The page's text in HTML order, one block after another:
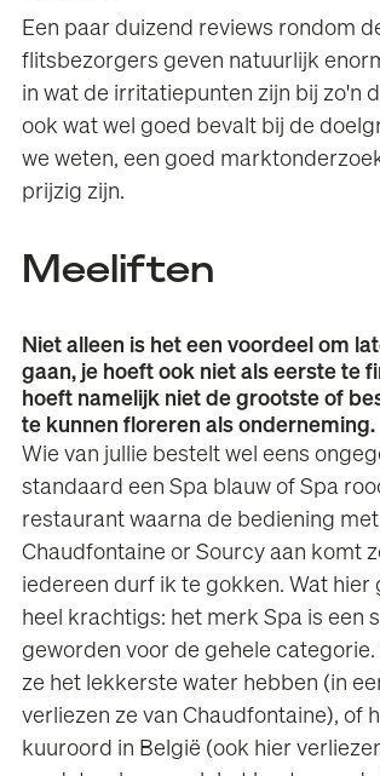
Een paar duizend reviews rondom
flitsbezorgers geven natuurlijk
in wat de irritatiepunten zijn bij zo'n
ook wat wel goed bevalt bij de
we weten, een goed
prijzig zijn.
Meeliften
Niet alleen is het een voordeel om
gaan, je hoeft ook niet als eerste te
hoeft namelijk niet de grootste of
te kunnen floreren als onderneming.
Wie van jullie bestelt wel eens
standaard een Spa blauw of Spa
restaurant waarna de bediening
Chaudfontaine or Sourcy aan komt
iedereen durf ik te gokken. Wat hier
heel krachtigs: het merk Spa is een
geworden voor de gehele
ze het lekkerste water hebben (in
verliezen ze van Chaudfontaine), of
kuuroord in België (ook hier